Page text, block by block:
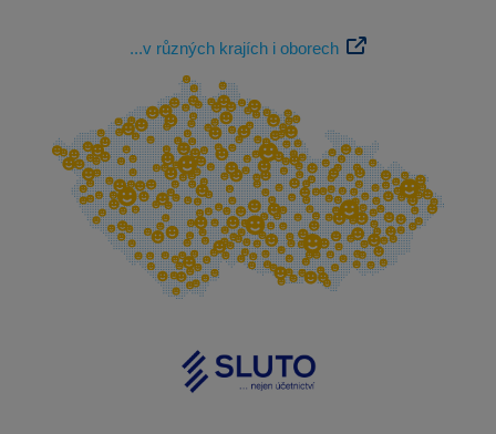
...v různých krajích i oborech